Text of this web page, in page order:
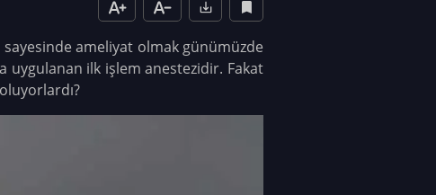
ameliyat olmak günümüzde
uygulanan ilk işlem anestezidir. Fakat